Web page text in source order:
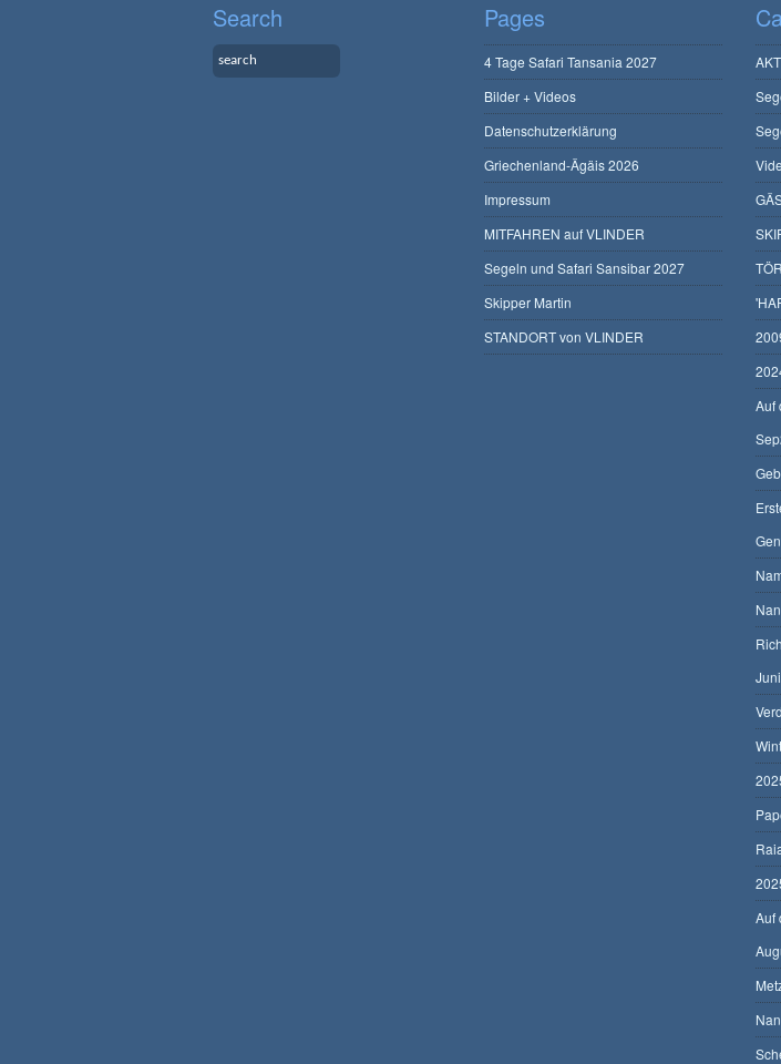
Search Pages
4 Tage Safari Tansania 2027
Bilder + Videos
Datenschutzerklärung
Griechenland-Ägäis 2026
Impressum
MITFAHREN auf VLINDER
Segeln und Safari Sansibar 2027
Skipper Martin
STANDORT von VLINDER
Auf
Auf